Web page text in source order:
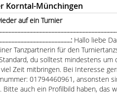
Korntal-Münchingen
auf ein Turnier
Hallo liebe
Tanzpartnerin für den
du solltest mindestens um
Zeit mitbringen. Bei Interesse
01794460961, ansonsten
Bitte auch ein Profilbild haben, das